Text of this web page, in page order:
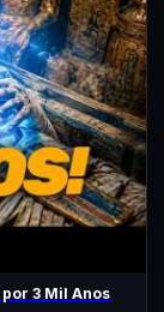
3 Mil Anos